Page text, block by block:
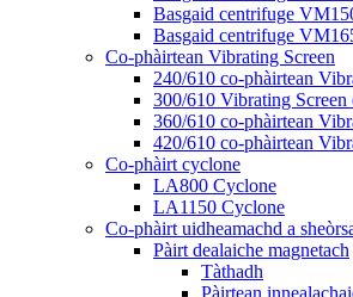
Basgaid centrifuge
Basgaid centrifuge
Co-phàirtean Vibrating Screen
240/610 co-phàirtean
300/610 Vibrating Screen
360/610 co-phàirtean
420/610 co-phàirtean
Co-phàirt cyclone
LA800 Cyclone
LA1150 Cyclone
Co-phàirt uidheamachd a
Pàirt dealaiche magnetach
Tàthadh
Pàirtean